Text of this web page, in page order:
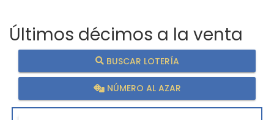
Últimos décimos a la venta
BUSCAR LOTERÍA
NÚMERO AL AZAR